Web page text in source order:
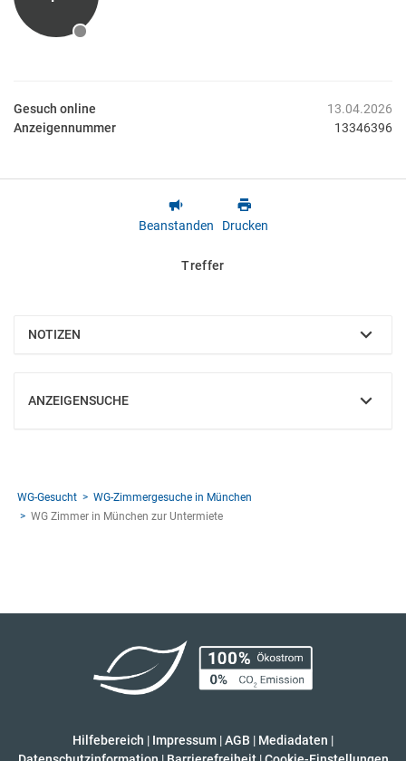
Gesuch online
13.04.2026
Anzeigennummer
13346396
Beanstanden Drucken
Treffer
NOTIZEN
EINBLENDEN
ANZEIGENSUCHE
EINBLENDEN
WG-Gesucht
WG-Zimmergesuche in München
WG Zimmer in München zur Untermiete
Hilfebereich | Impressum |AGB | Mediadaten |